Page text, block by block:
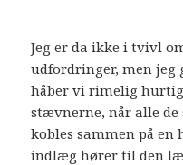
Jeg er da ikke i tvivl
udfordringer, men
håber vi rimelig
stævnerne, når alle
kobles sammen på en
indlæg hører til den